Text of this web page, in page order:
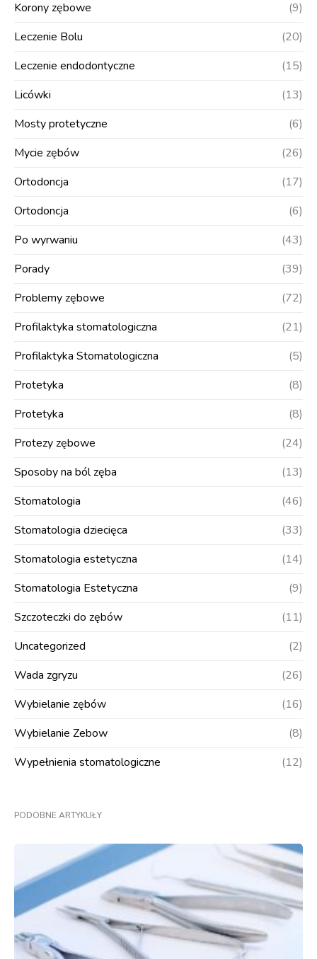
Korony zębowe
(9)
Leczenie Bolu
(20)
Leczenie endodontyczne
(15)
Licówki
(13)
Mosty protetyczne
(6)
Mycie zębów
(26)
Ortodoncja
(17)
Ortodoncja
(6)
Po wyrwaniu
(43)
Porady
(39)
Problemy zębowe
(72)
Profilaktyka stomatologiczna
(21)
Profilaktyka Stomatologiczna
(5)
Protetyka
(8)
Protetyka
(8)
Protezy zębowe
(24)
Sposoby na ból zęba
(13)
Stomatologia
(46)
Stomatologia dziecięca
(33)
Stomatologia estetyczna
(14)
Stomatologia Estetyczna
(9)
Szczoteczki do zębów
(11)
Uncategorized
(2)
Wada zgryzu
(26)
Wybielanie zębów
(16)
Wybielanie Zebow
(8)
Wypełnienia stomatologiczne
(12)
PODOBNE ARTYKUŁY